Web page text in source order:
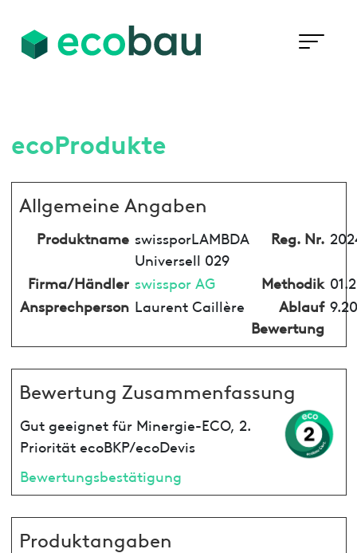
ecoProdukte
Allgemeine Angaben
Produktname swissporLAMBDA
Universell 029
Reg. Nr.
Firma/Händler swisspor AG Methodik
Ansprechperson Laurent Caillère
Ablauf
Bewertung
Bewertung Zusammenfassung
Gut geeignet für Minergie-ECO, 2.
Priorität ecoBKP/ecoDevis
Bewertungsbestätigung
Produktangaben